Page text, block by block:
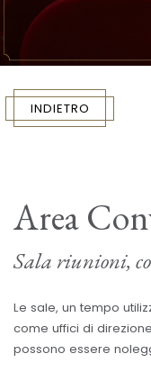
INDIETRO
Area
Sala riunioni,
Le sale, un tempo
come uffici di
possono essere